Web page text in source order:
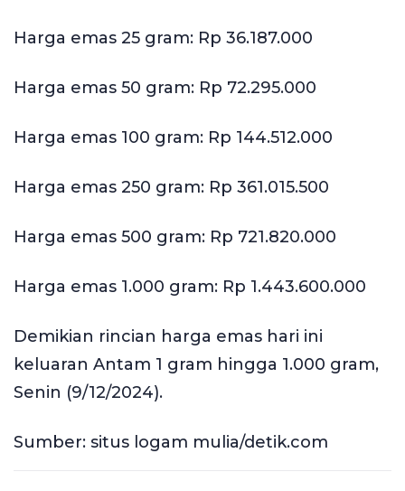
Harga emas 25 gram: Rp 36.187.000
Harga emas 50 gram: Rp 72.295.000
Harga emas 100 gram: Rp 144.512.000
Harga emas 250 gram: Rp 361.015.500
Harga emas 500 gram: Rp 721.820.000
Harga emas 1.000 gram: Rp 1.443.600.000
Demikian rincian harga emas hari ini
keluaran Antam 1 gram hingga 1.000 gram,
Senin (9/12/2024).
Sumber: situs logam mulia/detik.com